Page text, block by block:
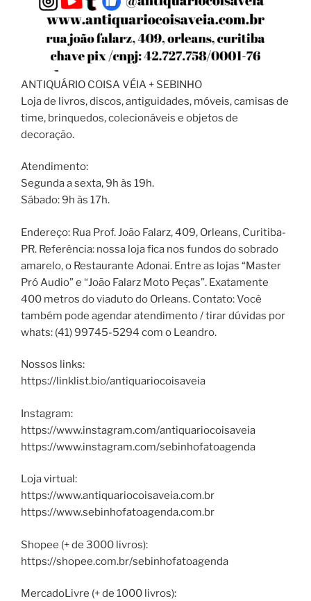
ANTIQUÁRIO COISA VÉIA + SEBINHO
Loja de livros, discos, antiguidades, móveis, camisas de
time, brinquedos, colecionáveis e objetos de
decoração.
Atendimento:
Segunda a sexta, 9h às 19h.
Sábado: 9h às 17h.
Endereço: Rua Prof. João Falarz, 409, Orleans, Curitiba-
PR. Referência: nossa loja fica nos fundos do sobrado
amarelo, o Restaurante Adonai. Entre as lojas “Master
Pró Audio” e “João Falarz Moto Peças”. Exatamente
400 metros do viaduto do Orleans. Contato: Você
também pode agendar atendimento / tirar dúvidas por
whats: (41) 99745-5294 com o Leandro.
Nossos links:
https://linklist.bio/antiquariocoisaveia
Instagram:
https://www.instagram.com/antiquariocoisaveia
https://www.instagram.com/sebinhofatoagenda
Loja virtual:
https://www.antiquariocoisaveia.com.br
https://www.sebinhofatoagenda.com.br
Shopee (+ de 3000 livros):
https://shopee.com.br/sebinhofatoagenda
MercadoLivre (+ de 1000 livros):